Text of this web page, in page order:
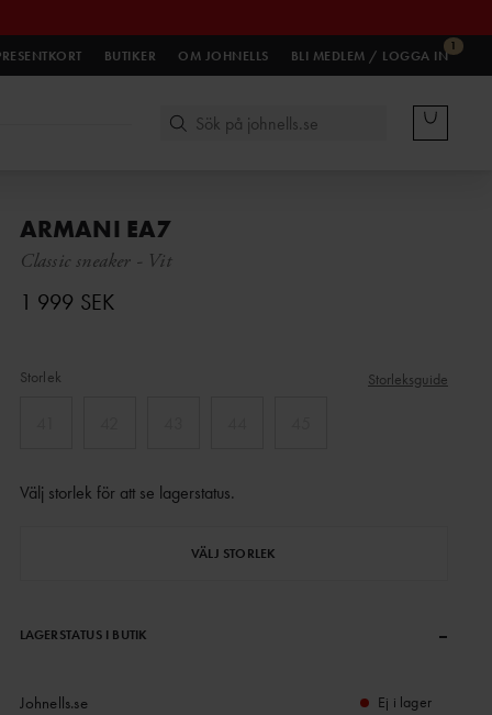
BUTIKER OM JOHNELLS
1
BLI MEDLEM / LOGGA IN
ARMANI EA7
Classic sneaker - Vit
1 999 SEK
Storlek Storleksguide
Välj storlek för att se lagerstatus.
VÄLJ STORLEK
LAGERSTATUS I BUTIK –
Johnells.se Ej i lager